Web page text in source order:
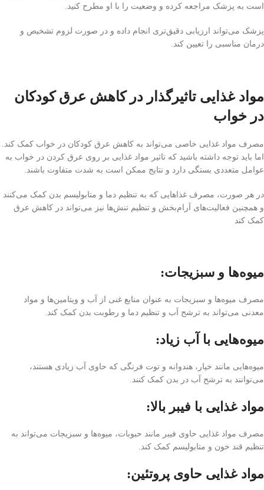
است به پزشک مراجعه کرده و وضعیت را با او مطرح کنید.
پزشک می‌تواند ارزیابی دقیق‌تری انجام داده و در صورت لزوم تشخیص و
درمان مناسبی را تعیین کند.
مواد غذایی تاثیرگذار در کاهش عرق کودکان
در خواب
مصرف مواد غذایی خاصی می‌تواند به کاهش عرق کودکان در خواب کمک کند.
اما باید توجه داشته باشید که تاثیر مواد غذایی بر روی عرق کردن در خواب به
عوامل متعددی بستگی دارد و نتایج ممکن است به شدت متفاوت باشند.
در هر صورت، مصرف غذاهایی که به تنظیم دما و متابولیسم بدن کمک می‌کنند
و همچنین فعالیت‌های آرام‌بخش و تنظیم تنش‌ها نیز می‌تواند در کاهش عرق
کمک کند
میوه‌ها و سبزیجات:
مصرف میوه‌ها و سبزیجات به عنوان منابع غنی از آب و ویتامین‌ها و مواد
معدنی می‌تواند به ترشح آب و تنظیم دما و رطوبت بدن کمک کند.
میوه‌هایی با آب زیاد:
میوه‌هایی مانند خیار، هندوانه و توت فرنگی که حاوی آب زیادی هستند،
می‌توانند به ترشح آب در بدن کمک کنند.
مواد غذایی با فیبر بالا:
مصرف مواد غذایی حاوی فیبر مانند حبوبات، میوه‌ها و سبزیجات می‌تواند به
تنظیم قند خون و متابولیسم کمک کند.
مواد غذایی حاوی پروتئین: